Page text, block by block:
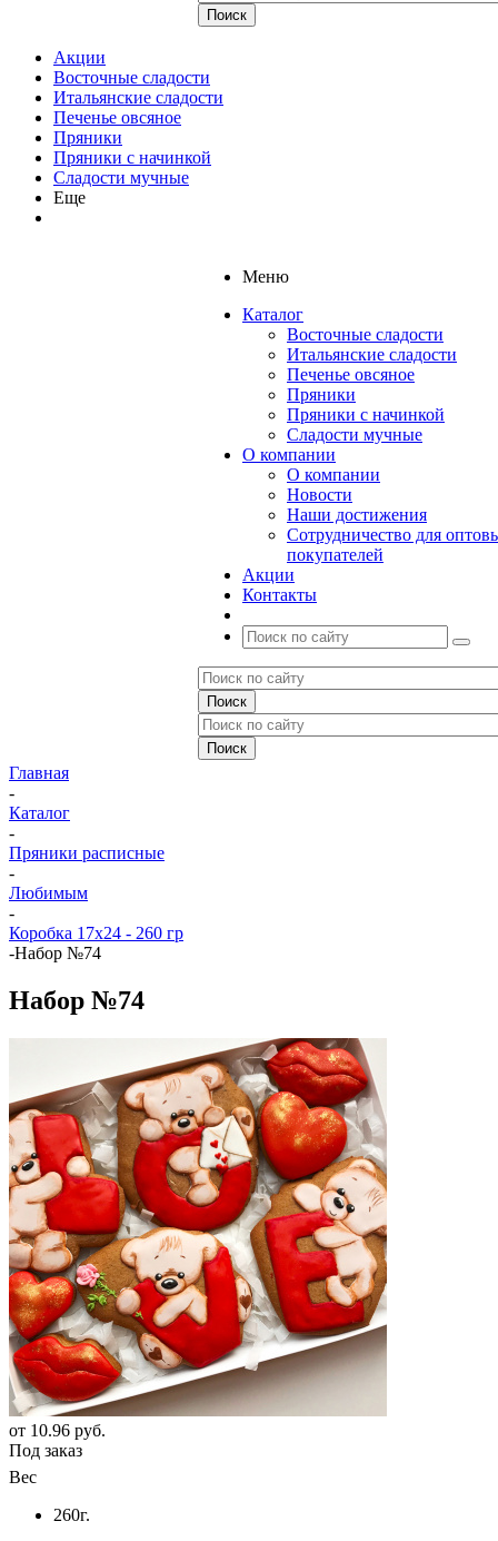
Акции
Восточные сладости
Итальянские сладости
Печенье овсяное
Пряники
Пряники с начинкой
Сладости мучные
Еще
Меню
Каталог
Восточные сладости
Итальянские сладости
Печенье овсяное
Пряники
Пряники с начинкой
Сладости мучные
О компании
О компании
Новости
Наши достижения
Сотрудничество для
покупателей
Акции
Контакты
Главная
-
Каталог
-
Пряники расписные
-
Любимым
-
Коробка 17x24 - 260 гр
-Набор №74
Набор №74
от 10.96 руб.
Под заказ
Вес
260г.